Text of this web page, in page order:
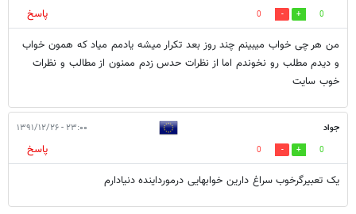
0
0
پاسخ
من هر چی خواب میبینم چند روز بعد تکرار میشه یادمم میاد که همون خواب
و دیدم مطلب رو نخوندم اما از نظرات حدس زدم ممنون از مطالب و نظرات
خوب سایت
جواد ۲۳:۰۰ - ۱۳۹۱/۱۲/۲۶
0
0
پاسخ
یک تعبیرگرخوب سراغ دارین خوابهایی درمورداینده دنیادارم